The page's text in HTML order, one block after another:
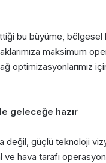
bu büyüme,
maksimum
optimizasyonlarımız
geleceğe hazır
değil, güçlü teknoloji
hava tarafı